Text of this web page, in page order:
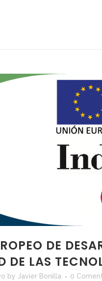
DE
DE LAS
by Javier Bonilla 0